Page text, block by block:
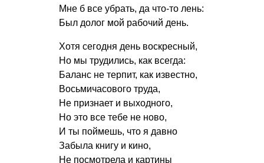
Мне б все убрать, да что-то лень:
Был долог мой рабочий день.
Хотя сегодня день воскресный,
Но мы трудились, как всегда:
Баланс не терпит, как известно,
Восьмичасового труда,
Не признает и выходного,
Но это все тебе не ново,
И ты поймешь, что я давно
Забыла книгу и кино,
Не посмотрела и картины